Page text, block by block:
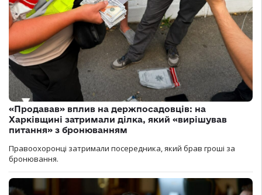
«Продавав» вплив на держпосадовців: на
Харківщині затримали ділка, який «вирішував
питання» з бронюванням
Правоохоронці затримали посередника, який брав гроші за
бронювання.